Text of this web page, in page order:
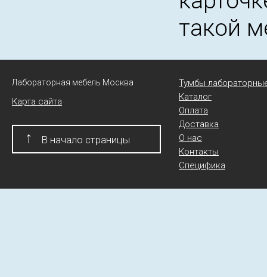
такой
Лабораторная мебель Москва
Карта сайта
↑ В начало страницы
Тумбы
Каталог
Оплата
Доставка
О нас
Контакты
Специфика